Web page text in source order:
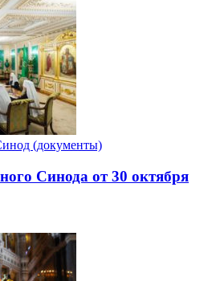
(документы)
Синода от 30 октября